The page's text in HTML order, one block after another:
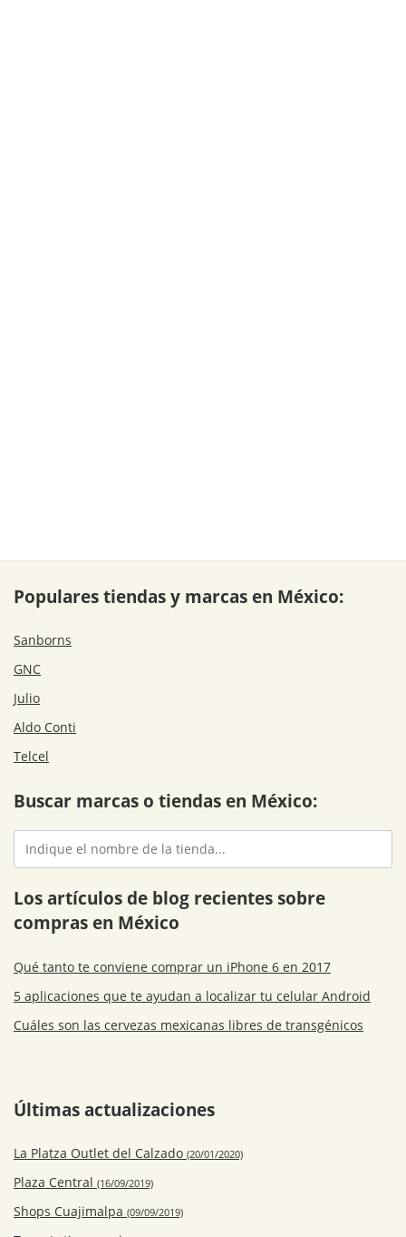
Populares tiendas y marcas en México:
Sanborns
GNC
Julio
Aldo Conti
Telcel
Buscar marcas o tiendas en México:
Los artículos de blog recientes sobre
compras en México
Qué tanto te conviene comprar un iPhone 6 en 2017
5 aplicaciones que te ayudan a localizar tu celular Android
Cuáles son las cervezas mexicanas libres de transgénicos
Últimas actualizaciones
La Platza Outlet del Calzado (20/01/2020)
Plaza Central (16/09/2019)
Shops Cuajimalpa (09/09/2019)